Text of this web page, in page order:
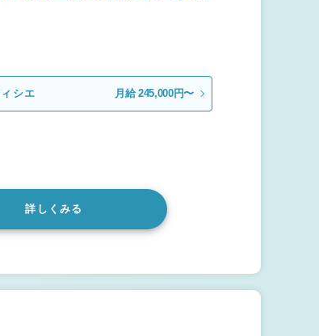
シエ 月給 245,000円〜
詳しくみる